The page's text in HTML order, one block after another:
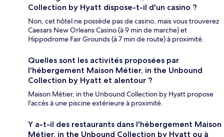
Collection by Hyatt dispose-t-il d'un casino ?
Non, cet hôtel ne possède pas de casino, mais vous trouverez
Caesars New Orleans Casino (à 9 min de marche) et
Hippodrome Fair Grounds (à 7 min de route) à proximité.
Quelles sont les activités proposées par
l'hébergement Maison Métier, in the Unbound
Collection by Hyatt et alentour ?
Maison Métier, in the Unbound Collection by Hyatt propose
l'accès à une piscine extérieure à proximité.
Y a-t-il des restaurants dans l'hébergement Maison
Métier, in the Unbound Collection by Hyatt ou à